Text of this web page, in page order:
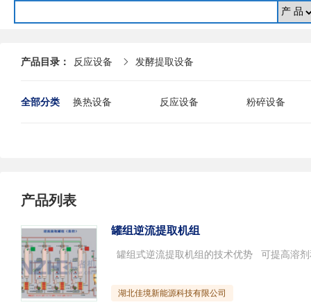
产品目录： 反应设备  发酵提取设备
全部分类 换热设备 反应设备
粉碎设备
产品列表
罐组逆流提取机组
湖北佳境新能源科技有限公司